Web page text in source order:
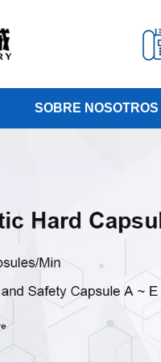
SOBRE NOSOTROS